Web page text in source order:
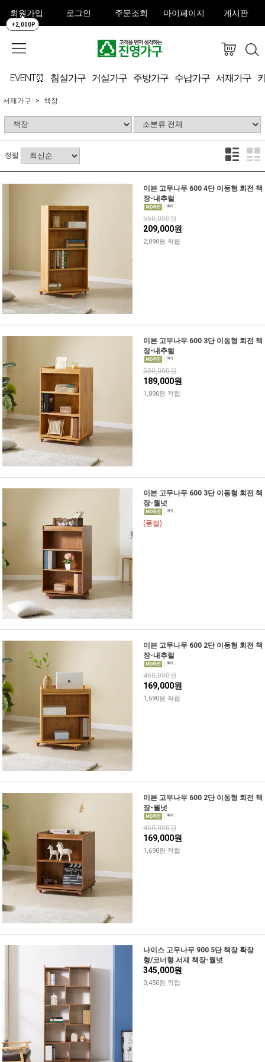
회원가입
+2,000P
로그인 주문조회 마이페이지 게시판
EVENT⏰ 침실가구 거실가구 주방가구 수납가구 서재가구
서재가구 책장
정렬
이븐 고무나무 600 4단 이동형 회전 책
장-내추럴
560,000원
209,000원
2,090원 적립
이븐 고무나무 600 3단 이동형 회전 책
장-내추럴
500,000원
189,000원
1,890원 적립
이븐 고무나무 600 3단 이동형 회전 책
장-월넛
(품절)
이븐 고무나무 600 2단 이동형 회전 책
장-내추럴
460,000원
169,000원
1,690원 적립
이븐 고무나무 600 2단 이동형 회전 책
장-월넛
460,000원
169,000원
1,690원 적립
나이스 고무나무 900 5단 책장 확장
형/코너형 서재 책장-월넛
345,000원
3,450원 적립